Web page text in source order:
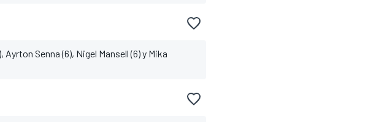
Senna (6), Nigel Mansell (6) y Mika